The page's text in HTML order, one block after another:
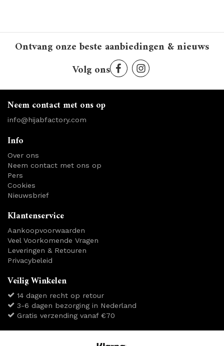
Ontvang onze beste aanbiedingen & nieuws
Volg ons
Neem contact met ons op
info@hijabfactory.com
Info
Over ons
Neem contact met ons op
Pers
Cookies
Nieuwsbrief
Klantenservice
Aankoopvoorwaarden
Veel Voorkomende Vragen
Leveringen & Retouren
Privacybeleid
Veilig Winkelen
14 dagen recht op retour
3-6 dagen bezorging in Nederland
Gratis verzending vanaf €70